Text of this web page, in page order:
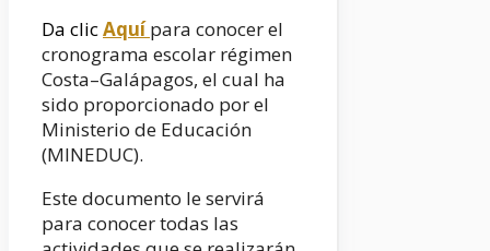
Da clicAquípara conocer el
cronograma escolar régimen
Costa–Galápagos, el cual ha
sido proporcionado por el
Ministerio de Educación
(MINEDUC).
Este documento le servirá
para conocer todas las